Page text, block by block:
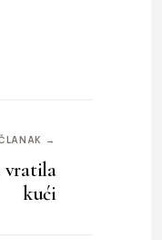
→
vratila
kući